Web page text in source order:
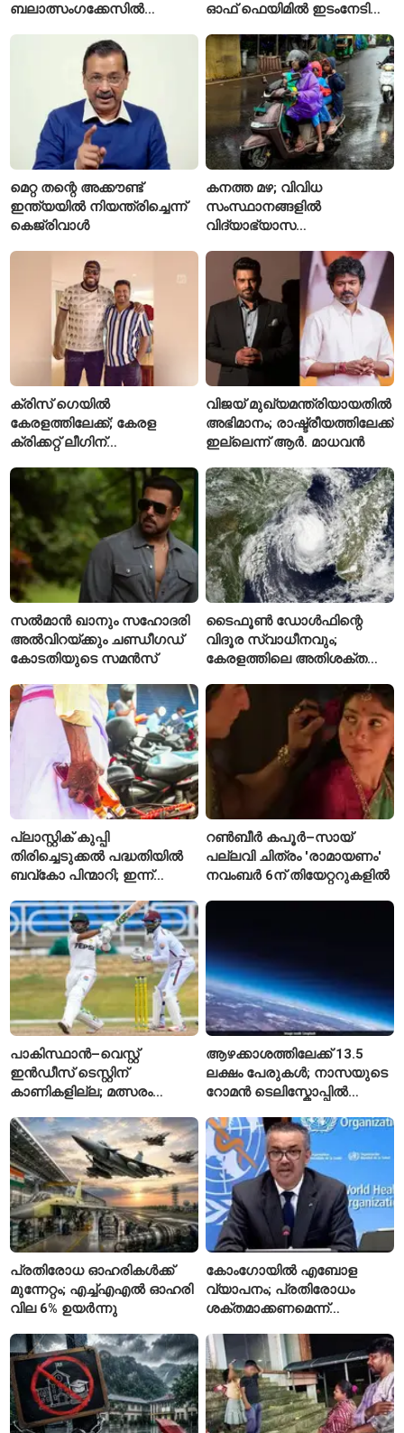
ബലാത്സംഗക്കേസിൽ
ഹൈക്കോടതി
ഓഫ് ഫെയിമിൽ ഇടംനേടി
മെറ്റ തന്റെ അക്കൗണ്ട്
ഇന്ത്യയിൽ നിയന്ത്രിച്ചെന്ന്
കെജ്‌രിവാൾ
കനത്ത മഴ; വിവിധ
സംസ്ഥാനങ്ങളിൽ
വിദ്യാഭ്യാസ
പ്രഖ്യാപിച്ചു
ക്രിസ് ഗെയിൽ
കേരളത്തിലേക്ക്; കേരള
ക്രിക്കറ്റ് ലീഗിന്
താരങ്ങൾക്ക് പരിശീലനം
നൽകും
വിജയ് മുഖ്യമന്ത്രിയായതിൽ
അഭിമാനം; രാഷ്ട്രീയത്തിലേക്ക്
ഇല്ലെന്ന് ആർ. മാധവൻ
സൽമാൻ ഖാനും സഹോദരി
അൽവിറയ്ക്കും ചണ്ഡീഗഡ്
കോടതിയുടെ സമൻസ്
ടൈഫൂൺ ഡോൾഫിന്റെ
വിദൂര സ്വാധീനവും;
കേരളത്തിലെ അതിശക്ത
കാരണമായേക്കുമെന്ന്
റിപ്പോർട്ട്
പ്ലാസ്റ്റിക് കുപ്പി
തിരിച്ചെടുക്കൽ പദ്ധതിയിൽ
ബവ്കോ പിന്മാറി; ഇന്ന്
സ്വീകരിക്കില്ല
റൺബീർ കപൂർ–സായ്
പല്ലവി ചിത്രം 'രാമായണം'
നവംബർ 6ന് തിയേറ്ററുകളിൽ
പാകിസ്ഥാൻ–വെസ്റ്റ്
ഇൻഡീസ് ടെസ്റ്റിന്
കാണികളില്ല; മത്സരം
പരിഹാസവിഷയം
ആഴക്കാശത്തിലേക്ക് 13.5
ലക്ഷം പേരുകൾ; നാസയുടെ
റോമൻ ടെലിസ്കോപ്പിൽ
പ്രതിരോധ ഓഹരികൾക്ക്
മുന്നേറ്റം; എച്ച്എഎൽ ഓഹരി
വില 6% ഉയർന്നു
കോംഗോയിൽ എബോള
വ്യാപനം; പ്രതിരോധം
ശക്തമാക്കണമെന്ന്